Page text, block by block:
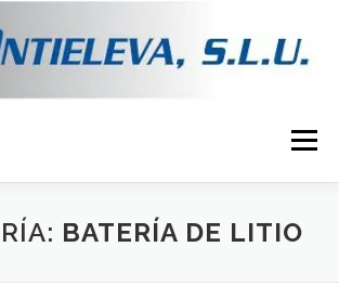
Menú
CONTACTA CON NOSOTROS
BATERÍA DE LITIO